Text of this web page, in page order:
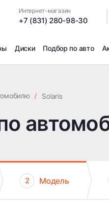
Интернет-магазин
+7 (831) 280-98-30
Диски Подбор по авто
/ Solaris
2 Модель